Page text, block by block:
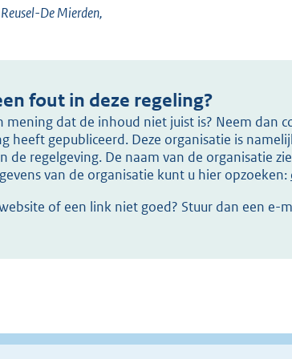
De Mierden,
fout in deze regeling?
mening dat de inhoud niet juist is? Neem dan
heeft gepubliceerd. Deze organisatie is
de regelgeving. De naam van de organisatie
van de organisatie kunt u hier opzoeken:
of een link niet goed? Stuur dan een e-